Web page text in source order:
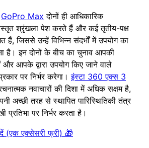
GoPro Max दोनों ही आधिकारिक
श्रृंखला पेश करते हैं और कई तृतीय-पक्ष
जिससे उन्हें विभिन्न संदर्भों में उपयोग का
है। इन दोनों के बीच का चुनाव आपकी
आपके द्वारा उपयोग किए जाने वाले
पर निर्भर करेगा।इंस्टा 360 एक्स 3
नवाचारों की दिशा में अधिक सक्षम है,
अच्छी तरह से स्थापित पारिस्थितिकी तंत्र
पर निर्भर करता है।
(एक एक्सेसरी फ्री) 🎁